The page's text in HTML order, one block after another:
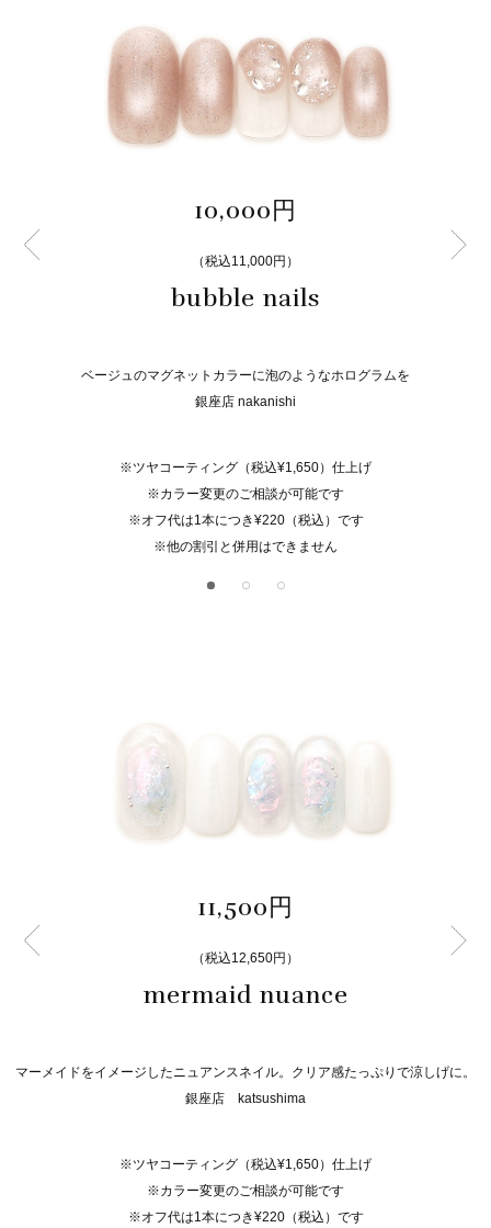
10,000円
（税込11,000円）
bubble nails
ベージュのマグネットカラーに泡のようなホログラムを
銀座店 nakanishi
※ツヤコーティング（税込¥1,650）仕上げ
※カラー変更のご相談が可能です
※オフ代は1本につき¥220（税込）です
※他の割引と併用はできません
11,500円
（税込12,650円）
mermaid nuance
マーメイドをイメージしたニュアンスネイル。クリア感たっぷりで涼しげに。
銀座店 katsushima
※ツヤコーティング（税込¥1,650）仕上げ
※カラー変更のご相談が可能です
※オフ代は1本につき¥220（税込）です